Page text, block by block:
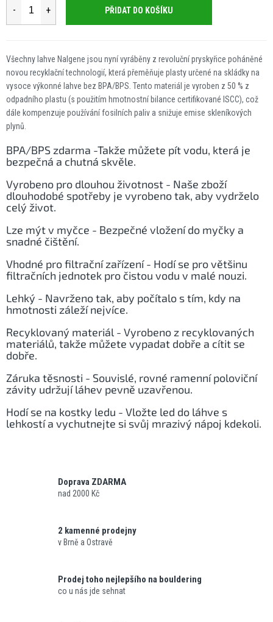
PŘIDAT DO KOŠÍKU
Všechny lahve Nalgene jsou nyní vyráběny z revoluční pryskyřice poháněné
novou recyklační technologií, která přeměňuje plasty určené na skládky na
vysoce výkonné lahve bez BPA/BPS. Tento materiál je vyroben z 50 % z
odpadního plastu (s použitím hmotnostní bilance certifikované ISCC), což
dále kompenzuje používání fosilních paliv a snižuje emise skleníkových
plynů.
BPA/BPS zdarma -Takže můžete pít vodu, která je
bezpečná a chutná skvěle.
Vyrobeno pro dlouhou životnost - Naše zboží
dlouhodobé spotřeby je vyrobeno tak, aby vydrželo
celý život.
Lze mýt v myčce - Bezpečné vložení do myčky a
snadné čištění.
Vhodné pro filtrační zařízení - Hodí se pro většinu
filtračních jednotek pro čistou vodu v malé nouzi.
Lehký - Navrženo tak, aby počítalo s tím, kdy na
hmotnosti záleží nejvíce.
Recyklovaný materiál - Vyrobeno z recyklovaných
materiálů, takže můžete vypadat dobře a cítit se
dobře.
Záruka těsnosti - Souvislé, rovné ramenní poloviční
závity udržují láhev pevně uzavřenou.
Hodí se na kostky ledu - Vložte led do láhve s
lehkostí a vychutnejte si svůj mrazivý nápoj kdekoli.
Doprava ZDARMA
nad 2000 Kč
2 kamenné prodejny
v Brně a Ostravě
Prodej toho nejlepšího na bouldering
co u nás jde sehnat